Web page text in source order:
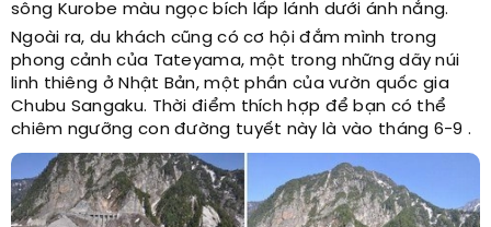
sông Kurobe màu ngọc bích lấp lánh dưới ánh nắng.
Ngoài ra, du khách cũng có cơ hội đắm mình trong
phong cảnh của Tateyama, một trong những dãy núi
linh thiêng ở Nhật Bản, một phần của vườn quốc gia
Chubu Sangaku. Thời điểm thích hợp để bạn có thể
chiêm ngưỡng con đường tuyết này là vào tháng 6-9 .